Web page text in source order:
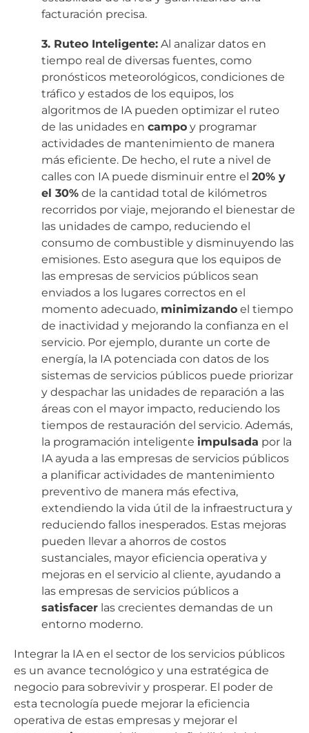
facturación precisa.
3. Ruteo Inteligente: Al analizar datos en
tiempo real de diversas fuentes, como
pronósticos meteorológicos, condiciones de
tráfico y estados de los equipos, los
algoritmos de IA pueden optimizar el ruteo
de las unidades en campo y programar
actividades de mantenimiento de manera
más eficiente. De hecho, el rute a nivel de
calles con IA puede disminuir entre el 20% y
el 30% de la cantidad total de kilómetros
recorridos por viaje, mejorando el bienestar de
las unidades de campo, reduciendo el
consumo de combustible y disminuyendo las
emisiones. Esto asegura que los equipos de
las empresas de servicios públicos sean
enviados a los lugares correctos en el
momento adecuado, minimizando el tiempo
de inactividad y mejorando la confianza en el
servicio. Por ejemplo, durante un corte de
energía, la IA potenciada con datos de los
sistemas de servicios públicos puede priorizar
y despachar las unidades de reparación a las
áreas con el mayor impacto, reduciendo los
tiempos de restauración del servicio. Además,
la programación inteligente impulsada por la
IA ayuda a las empresas de servicios públicos
a planificar actividades de mantenimiento
preventivo de manera más efectiva,
extendiendo la vida útil de la infraestructura y
reduciendo fallos inesperados. Estas mejoras
pueden llevar a ahorros de costos
sustanciales, mayor eficiencia operativa y
mejoras en el servicio al cliente, ayudando a
las empresas de servicios públicos a
satisfacer las crecientes demandas de un
entorno moderno.
Integrar la IA en el sector de los servicios públicos
es un avance tecnológico y una estratégica de
negocio para sobrevivir y prosperar. El poder de
esta tecnología puede mejorar la eficiencia
operativa de estas empresas y mejorar el